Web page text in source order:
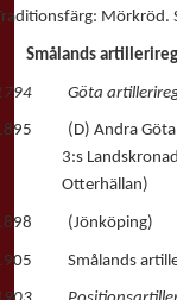
Mörkröd.
Smålands
Göta
(D) Andra Göta
3:s
Otterhällan)
(Jönköping)
Smålands